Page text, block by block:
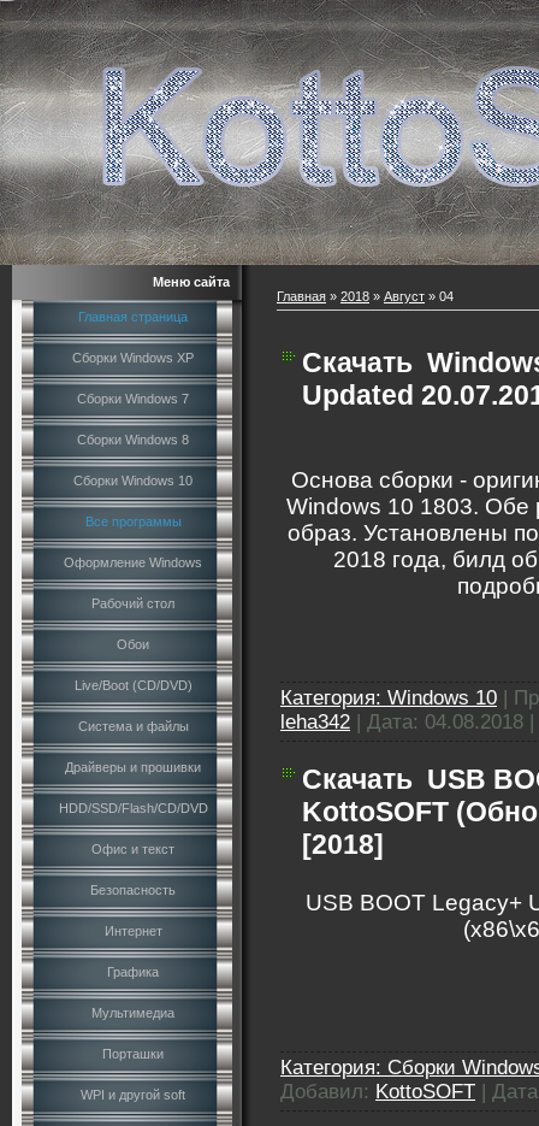
Меню сайта
Главная страница
Сборки Windows XP
Сборки Windows 7
Сборки Windows 8
Сборки Windows 10
Все программы
Оформление Windows
Рабочий стол
Обои
Live/Boot (CD/DVD)
Система и файлы
Драйверы и прошивки
HDD/SSD/Flash/CD/DVD
Офис и текст
Безопасность
Интернет
Графика
Мультимедиа
Порташки
WPI и другой soft
Главная » 2018 » Август » 04
Скачать
Updated
Основа сборки -
Windows 10 1803. Обе
образ. Установлены
2018 года, билд
Категория: Windows 10
leha342
Дата: 04.08.2018
Скачать USB
KottoSOFT
[2018]
USB BOOT Legacy+
Категория: Сборки
Добавил: KottoSOFT